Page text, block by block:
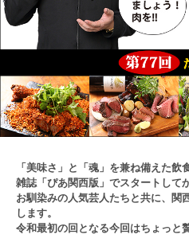
「美味さ」と「魂」を兼ね備えた
雑誌「ぴあ関西版」でスタートして
お馴染みの人気芸人たちと共に、関
します。
令和最初の回となる今回はちょっと